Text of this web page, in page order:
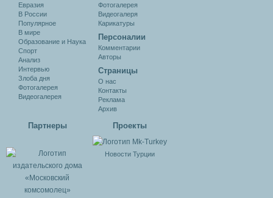
Евразия
В России
Популярное
В мире
Образование и Наука
Спорт
Анализ
Интервью
Злоба дня
Фотогалерея
Видеогалерея
Фотогалерея
Видеогалеря
Карикатуры
Персоналии
Комментарии
Авторы
Cтраницы
О нас
Контакты
Реклама
Архив
Партнеры Проекты
Новости Турции